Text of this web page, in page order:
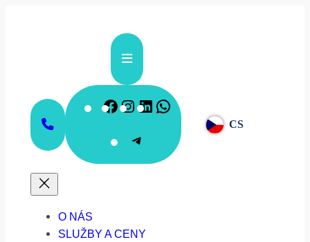
Facebook
Instagram
LinkedIn
WhatsApp
Telegram
CS
O NÁS
SLUŽBY A CENY